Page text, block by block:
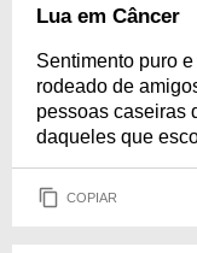
Lua em Câncer
Sentimento puro
rodeado de
pessoas caseiras
daqueles que
COPIAR